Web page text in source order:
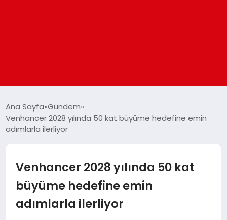
GÜNDEM
DÜNYA
EĞITIM
Ana Sayfa Gündem
Venhancer 2028 yılında 50 kat büyüme hedefine emin
adımlarla ilerliyor
Venhancer 2028 yılında 50 kat
büyüme hedefine emin
adımlarla ilerliyor